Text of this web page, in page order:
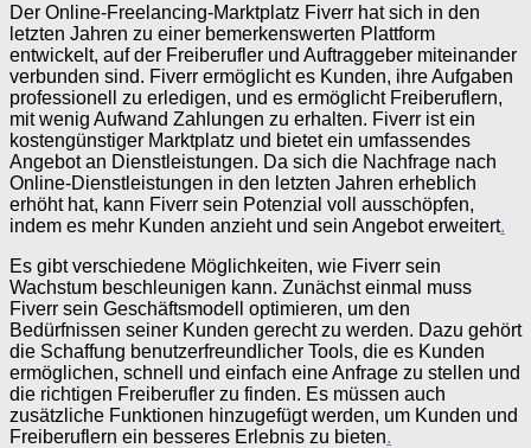
Der Online-Freelancing-Marktplatz Fiverr hat sich in den
letzten Jahren zu einer bemerkenswerten Plattform
entwickelt, auf der Freiberufler und Auftraggeber miteinander
verbunden sind. Fiverr ermöglicht es Kunden, ihre Aufgaben
professionell zu erledigen, und es ermöglicht Freiberuflern,
mit wenig Aufwand Zahlungen zu erhalten. Fiverr ist ein
kostengünstiger Marktplatz und bietet ein umfassendes
Angebot an Dienstleistungen. Da sich die Nachfrage nach
Online-Dienstleistungen in den letzten Jahren erheblich
erhöht hat, kann Fiverr sein Potenzial voll ausschöpfen,
indem es mehr Kunden anzieht und sein Angebot erweitert.
Es gibt verschiedene Möglichkeiten, wie Fiverr sein
Wachstum beschleunigen kann. Zunächst einmal muss
Fiverr sein Geschäftsmodell optimieren, um den
Bedürfnissen seiner Kunden gerecht zu werden. Dazu gehört
die Schaffung benutzerfreundlicher Tools, die es Kunden
ermöglichen, schnell und einfach eine Anfrage zu stellen und
die richtigen Freiberufler zu finden. Es müssen auch
zusätzliche Funktionen hinzugefügt werden, um Kunden und
Freiberuflern ein besseres Erlebnis zu bieten.